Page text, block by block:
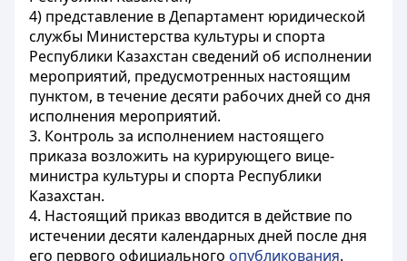
4) представление в Департамент юридической
службы Министерства культуры и спорта
Республики Казахстан сведений об исполнении
мероприятий, предусмотренных настоящим
пунктом, в течение десяти рабочих дней со дня
исполнения мероприятий.
3. Контроль за исполнением настоящего
приказа возложить на курирующего вице-
министра культуры и спорта Республики
Казахстан.
4. Настоящий приказ вводится в действие по
истечении десяти календарных дней после дня
его первого официального опубликования.